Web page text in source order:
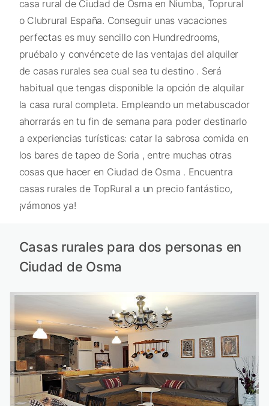
casa rural de Ciudad de Osma en Niumba, Toprural
o Clubrural España. Conseguir unas vacaciones
perfectas es muy sencillo con Hundredrooms,
pruébalo y convéncete de las ventajas del alquiler
de casas rurales sea cual sea tu destino . Será
habitual que tengas disponible la opción de alquilar
la casa rural completa. Empleando un metabuscador
ahorrarás en tu fin de semana para poder destinarlo
a experiencias turísticas: catar la sabrosa comida en
los bares de tapeo de Soria , entre muchas otras
cosas que hacer en Ciudad de Osma . Encuentra
casas rurales de TopRural a un precio fantástico,
¡vámonos ya!
Casas rurales para dos personas en
Ciudad de Osma